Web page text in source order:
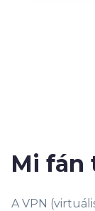
Mi fán
A VPN